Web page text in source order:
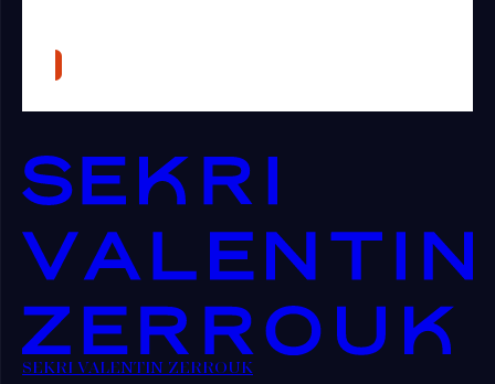
Presse
SEKRI VALENTIN ZERROUK